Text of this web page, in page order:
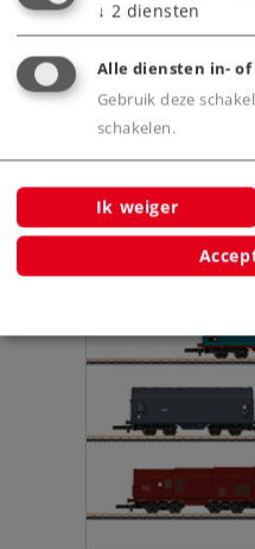
Product
Productinfo
↓ 2 diensten
Alle diensten in-
Gebruik deze
schakelen.
Ik weiger